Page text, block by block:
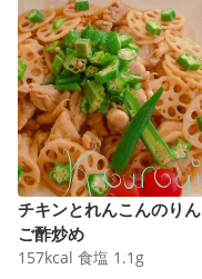
チキンとれんこんのりん
ご酢炒め
157kcal 食塩 1.1 g